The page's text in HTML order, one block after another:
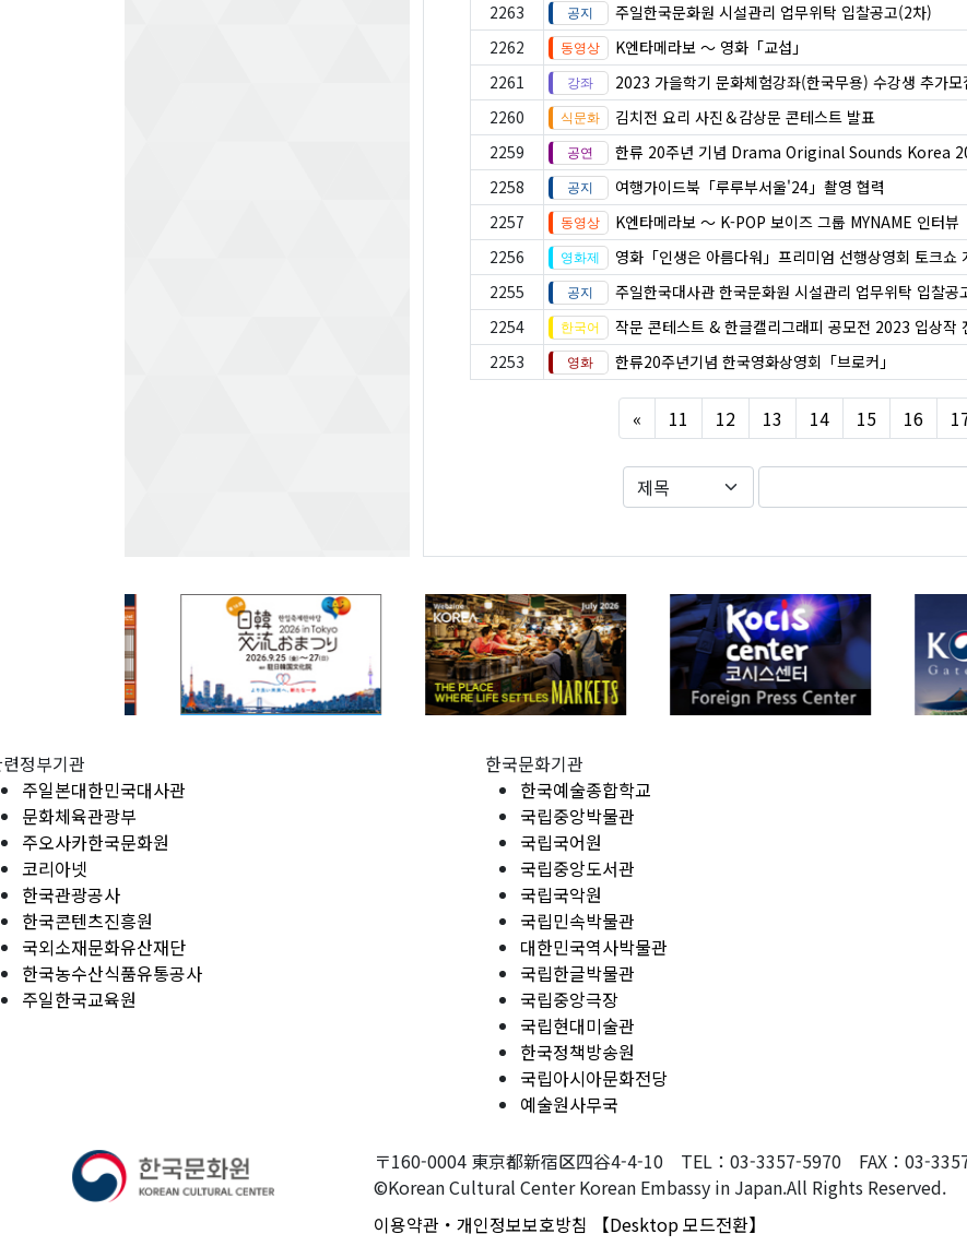
2263
주일한국문화원 시설관리 업무위탁 입찰공고(2차)
2262
K엔타메라보 ～ 영화「교섭」
2261
2023 가을학기 문화체험강좌(한국무용) 수강생 추가모
2260
김치전 요리 사진＆감상문 콘테스트 발표
2259
한류 20주년 기념 Drama Original Sounds Korea
2258
여행가이드북「루루부서울'24」촬영 협력
2257
K엔타메라보 ～ K-POP 보이즈 그룹 MYNAME 인터뷰
2256
영화「인생은 아름다워」프리미엄 선행상영회 토크쇼
2255
주일한국대사관 한국문화원 시설관리 업무위탁 입찰공
2254
작문 콘테스트 & 한글캘리그래피 공모전 2023 입상작
2253
한류20주년기념 한국영화상영회「브로커」
« Previous
11 12 13 14 15 16
정부기관
주일본대한민국대사관
문화체육관광부
주오사카한국문화원
코리아넷
한국관광공사
한국콘텐츠진흥원
국외소재문화유산재단
한국농수산식품유통공사
주일한국교육원
한국문화기관
한국예술종합학교
국립중앙박물관
국립국어원
국립중앙도서관
국립국악원
국립민속박물관
대한민국역사박물관
국립한글박물관
국립중앙극장
국립현대미술관
한국정책방송원
국립아시아문화전당
예술원사무국
〒160-0004 東京都新宿区四谷4-4-10 TEL：03-3357-5970 FAX：03-
©Korean Cultural Center Korean Embassy in Japan.All Rights Reserved.
이용약관・개인정보보호방침
【Desktop 모드전환】